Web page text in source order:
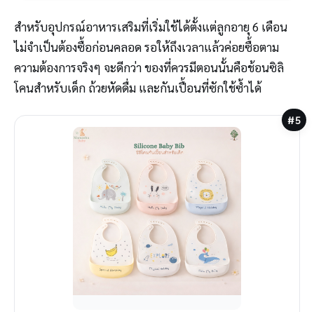
สำหรับอุปกรณ์อาหารเสริมที่เริ่มใช้ได้ตั้งแต่ลูกอายุ 6 เดือน
ไม่จำเป็นต้องซื้อก่อนคลอด รอให้ถึงเวลาแล้วค่อยซื้อตาม
ความต้องการจริงๆ จะดีกว่า ของที่ควรมีตอนนั้นคือช้อนซิลิ
โคนสำหรับเด็ก ถ้วยหัดดื่ม และกันเปื้อนที่ซักใช้ซ้ำได้
#5